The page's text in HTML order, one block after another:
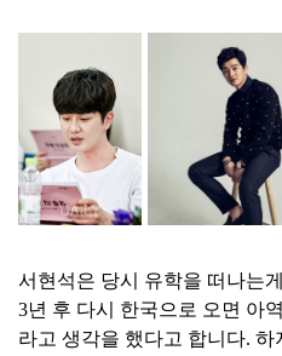
서현석은 당시 유학을 떠나는
3년 후 다시 한국으로 오면 아
라고 생각을 했다고 합니다.